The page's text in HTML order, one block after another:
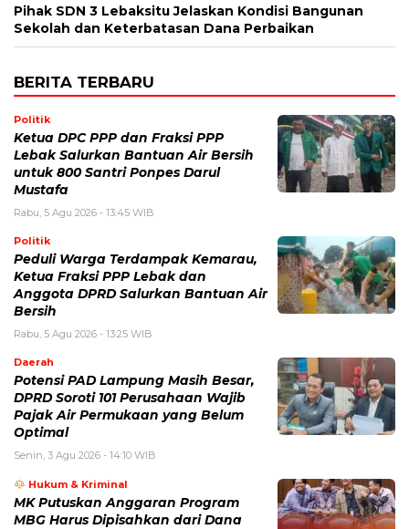
Pihak SDN 3 Lebaksitu Jelaskan Kondisi Bangunan
Sekolah dan Keterbatasan Dana Perbaikan
BERITA TERBARU
Politik
Ketua DPC PPP dan Fraksi PPP
Lebak Salurkan Bantuan Air Bersih
untuk 800 Santri Ponpes Darul
Mustafa
Rabu, 5 Agu 2026 - 13:45 WIB
Politik
Peduli Warga Terdampak Kemarau,
Ketua Fraksi PPP Lebak dan
Anggota DPRD Salurkan Bantuan Air
Bersih
Rabu, 5 Agu 2026 - 13:25 WIB
Daerah
Potensi PAD Lampung Masih Besar,
DPRD Soroti 101 Perusahaan Wajib
Pajak Air Permukaan yang Belum
Optimal
Senin, 3 Agu 2026 - 14:10 WIB
Hukum & Kriminal
MK Putuskan Anggaran Program
MBG Harus Dipisahkan dari Dana